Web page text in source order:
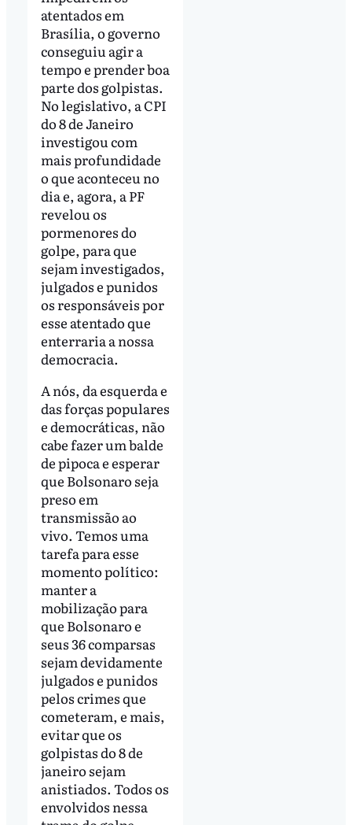
atentados em
Brasília, o governo
conseguiu agir a
tempo e prender boa
parte dos golpistas.
No legislativo, a CPI
do 8 de Janeiro
investigou com
mais profundidade
o que aconteceu no
dia e, agora, a PF
revelou os
pormenores do
golpe, para que
sejam investigados,
julgados e punidos
os responsáveis por
esse atentado que
enterraria a nossa
democracia.
A nós, da esquerda e
das forças populares
e democráticas, não
cabe fazer um balde
de pipoca e esperar
que Bolsonaro seja
preso em
transmissão ao
vivo. Temos uma
tarefa para esse
momento político:
manter a
mobilização para
que Bolsonaro e
seus 36 comparsas
sejam devidamente
julgados e punidos
pelos crimes que
cometeram, e mais,
evitar que os
golpistas do 8 de
janeiro sejam
anistiados. Todos os
envolvidos nessa